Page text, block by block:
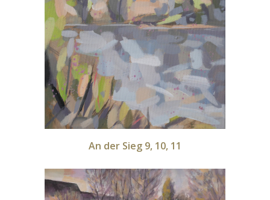
An der Sieg 9, 10, 11